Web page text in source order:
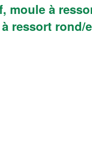
moule à
ressort rond/